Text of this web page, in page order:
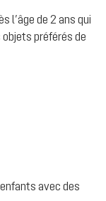
l’âge de 2 ans qui
préférés de
avec des